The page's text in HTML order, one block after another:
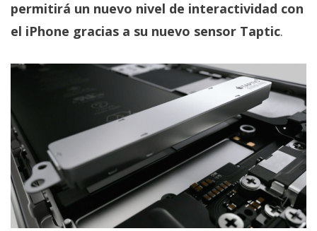
permitirá un nuevo nivel de interactividad con
el iPhone gracias a su nuevo sensor Taptic.